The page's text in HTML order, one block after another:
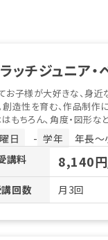
ッチジュニア・
お子様が大好きな、身
創造性を育む、作品制
もちろん、角度・図形
日 - 学年
年長〜
講料
8,140円
回数
月3回